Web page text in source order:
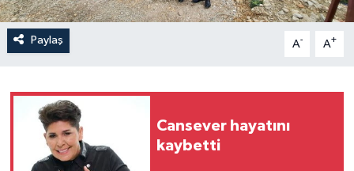
Paylaş A- A+
Cansever hayatını
kaybetti